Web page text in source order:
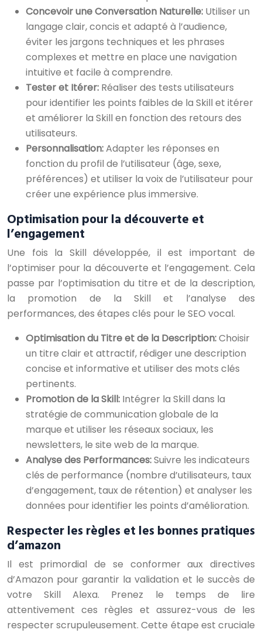
Concevoir une Conversation Naturelle: Utiliser un
langage clair, concis et adapté à l’audience,
éviter les jargons techniques et les phrases
complexes et mettre en place une navigation
intuitive et facile à comprendre.
Tester et Itérer: Réaliser des tests utilisateurs
pour identifier les points faibles de la Skill et itérer
et améliorer la Skill en fonction des retours des
utilisateurs.
Personnalisation:Adapter les réponses en
fonction du profil de l’utilisateur (âge, sexe,
préférences) et utiliser la voix de l’utilisateur pour
créer une expérience plus immersive.
Optimisation pour la découverte et
l’engagement
Une fois la Skill développée, il est important de
l’optimiser pour la découverte et l’engagement. Cela
passe par l’optimisation du titre et de la description,
la promotion de la Skill et l’analyse des
performances, des étapes clés pour le SEO vocal.
Optimisation du Titre et de la Description:Choisir
un titre clair et attractif, rédiger une description
concise et informative et utiliser des mots clés
pertinents.
Promotion de la Skill: Intégrer la Skill dans la
stratégie de communication globale de la
marque et utiliser les réseaux sociaux, les
newsletters, le site web de la marque.
Analyse des Performances:Suivre les indicateurs
clés de performance (nombre d’utilisateurs, taux
d’engagement, taux de rétention) et analyser les
données pour identifier les points d’amélioration.
Respecter les règles et les bonnes pratiques
d’amazon
Il est primordial de se conformer aux directives
d’Amazon pour garantir la validation et le succès de
votre Skill Alexa. Prenez le temps de lire
attentivement ces règles et assurez-vous de les
respecter scrupuleusement. Cette étape est cruciale